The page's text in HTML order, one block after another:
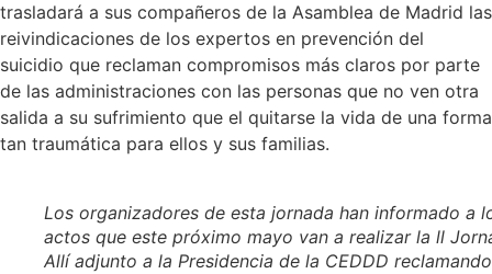
trasladará a sus compañeros de la Asamblea de Madrid las
reivindicaciones de los expertos en prevención del
suicidio que reclaman compromisos más claros por parte
de las administraciones con las personas que no ven otra
salida a su sufrimiento que el quitarse la vida de una forma
tan traumática para ellos y sus familias.
Los organizadores de esta jornada han informado a
actos que este próximo mayo van a realizar la ll
Allí adjunto a la Presidencia de la CEDDD